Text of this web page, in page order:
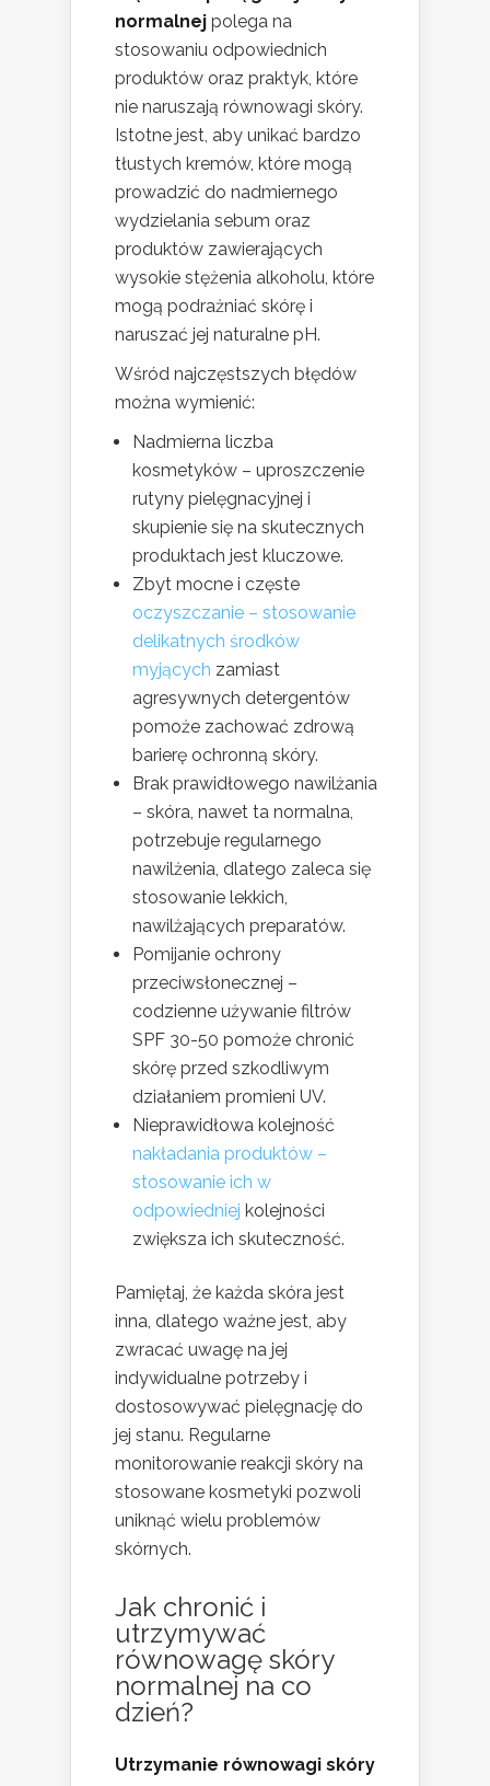
normalnej polega na
stosowaniu odpowiednich
produktów oraz praktyk, które
nie naruszają równowagi skóry.
Istotne jest, aby unikać bardzo
tłustych kremów, które mogą
prowadzić do nadmiernego
wydzielania sebum oraz
produktów zawierających
wysokie stężenia alkoholu, które
mogą podrażniać skórę i
naruszać jej naturalne pH.
Wśród najczęstszych błędów
można wymienić:
Nadmierna liczba
kosmetyków – uproszczenie
rutyny pielęgnacyjnej i
skupienie się na skutecznych
produktach jest kluczowe.
Zbyt mocne i częste
oczyszczanie – stosowanie
delikatnych środków
myjących zamiast
agresywnych detergentów
pomoże zachować zdrową
barierę ochronną skóry.
Brak prawidłowego nawilżania
– skóra, nawet ta normalna,
potrzebuje regularnego
nawilżenia, dlatego zaleca się
stosowanie lekkich,
nawilżających preparatów.
Pomijanie ochrony
przeciwsłonecznej –
codzienne używanie filtrów
SPF 30-50 pomoże chronić
skórę przed szkodliwym
działaniem promieni UV.
Nieprawidłowa kolejność
nakładania produktów –
stosowanie ich w
odpowiedniej kolejności
zwiększa ich skuteczność.
Pamiętaj, że każda skóra jest
inna, dlatego ważne jest, aby
zwracać uwagę na jej
indywidualne potrzeby i
dostosowywać pielęgnację do
jej stanu. Regularne
monitorowanie reakcji skóry na
stosowane kosmetyki pozwoli
uniknąć wielu problemów
skórnych.
Jak chronić i
utrzymywać
równowagę skóry
normalnej na co
dzień?
Utrzymanie równowagi skóry